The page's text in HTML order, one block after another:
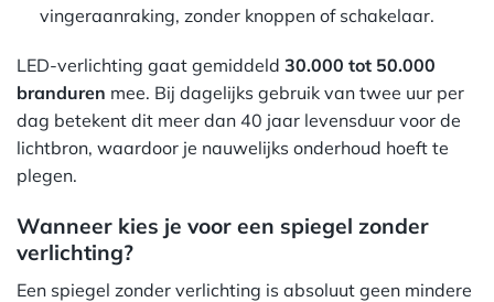
vingeraanraking, zonder knoppen of schakelaar.
LED-verlichting gaat gemiddeld 30.000 tot 50.000
branduren mee. Bij dagelijks gebruik van twee uur per
dag betekent dit meer dan 40 jaar levensduur voor de
lichtbron, waardoor je nauwelijks onderhoud hoeft te
plegen.
Wanneer kies je voor een spiegel zonder
verlichting?
Een spiegel zonder verlichting is absoluut geen mindere